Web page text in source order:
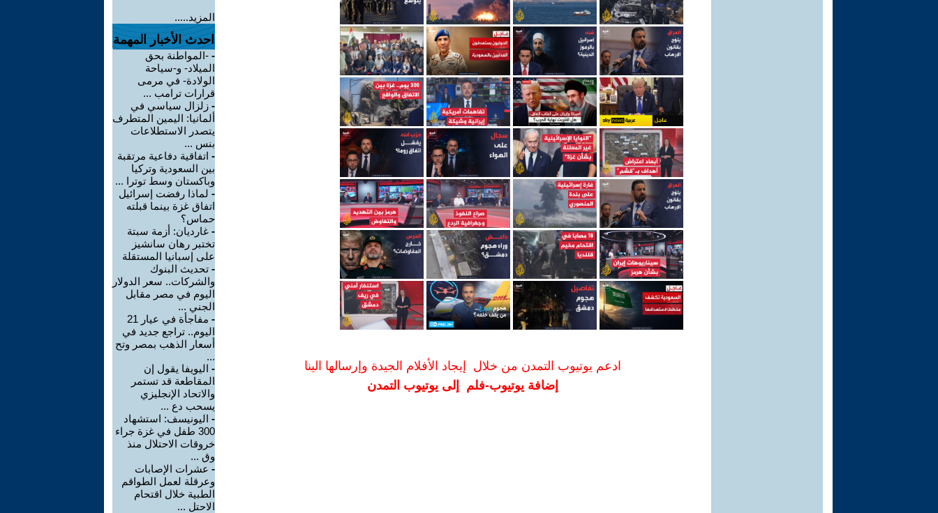
ادعم يوتيوب التمدن من خلال إيجاد الأفلام الجيدة وإرسالها الينا
إضافة يوتيوب-فلم إلى يوتيوب التمدن
المزيد.....
احدث الأخبار المهمة
- -المواطنة بحق
الميلاد- و-سياحة
الولادة- في مرمى
قرارات ترامب ...
- زلزال سياسي في
ألمانيا: اليمين المتطرف
يتصدر الاستطلاعات
بنس ...
- اتفاقية دفاعية مرتقبة
بين السعودية وتركيا
وباكستان وسط توترا ...
- لماذا رفضت إسرائيل
اتفاق غزة بينما قبلته
حماس؟
- غارديان: أزمة سبتة
تختبر رهان سانشيز
على إسبانيا المستقلة
- تحديث البنوك
والشركات.. سعر الدولار
اليوم في مصر مقابل
الجني ...
-
مفاجأة في عيار 21
اليوم.. تراجع جديد في
أسعار الذهب بمصر وتح
...
- اليويفا يقول إن
المقاطعة قد تستمر
والاتحاد الإنجليزي
يسحب دع ...
- اليونيسف: استشهاد
300 طفل في غزة جراء
خروقات الاحتلال منذ
وق ...
- عشرات الإصابات
وعرقلة لعمل الطواقم
الطبية خلال اقتحام
الاحتل ...